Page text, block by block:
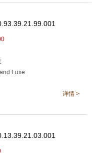
边形“派盘”，这是初
元素之一。细长设计
Luxe
详情 >